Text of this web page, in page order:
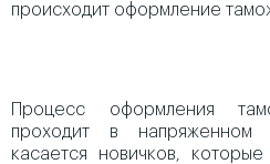
происходит оформление
Процесс оформления
проходит в
касается новичков,